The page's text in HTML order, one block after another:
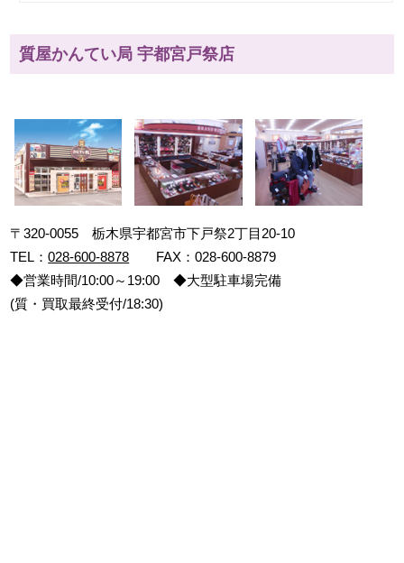
質屋かんてい局 宇都宮戸祭店
〒320-0055 栃木県宇都宮市下戸祭2丁目20-10
TEL：028-600-8878 FAX：028-600-8879
◆営業時間/10:00～19:00 ◆大型駐車場完備
(質・買取最終受付/18:30)